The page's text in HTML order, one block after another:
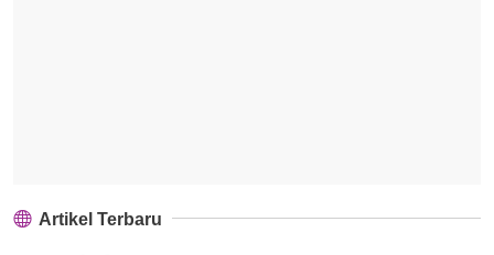
Artikel Terbaru